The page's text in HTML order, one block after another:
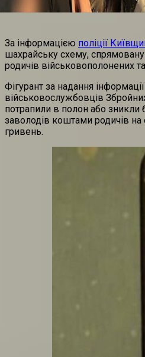
За інформацією поліції
шахрайську схему,
родичів військовополонених
Фігурант за надання
військовослужбовців
потрапили в полон або зникли
заволодів коштами родичів
гривень.